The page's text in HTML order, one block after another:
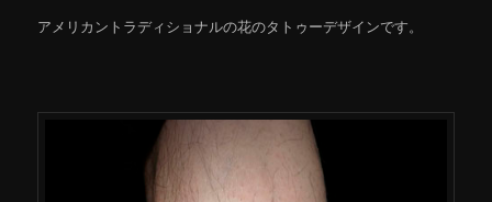
アメリカントラディショナルの花のタトゥーデザインです。